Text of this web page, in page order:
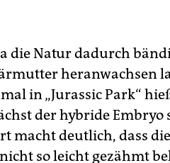
die Natur dadurch
heranwachsen
in „Jurassic Park“
der hybride Embryo
macht deutlich, dass
so leicht gezähmt